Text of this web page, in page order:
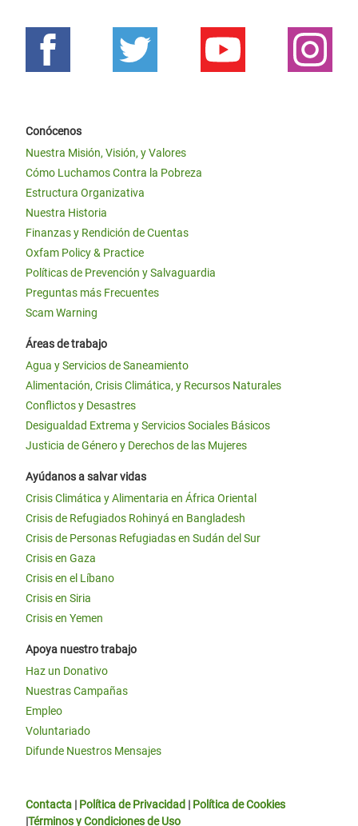
Conócenos
Nuestra Misión, Visión, y Valores
Cómo Luchamos Contra la Pobreza
Estructura Organizativa
Nuestra Historia
Finanzas y Rendición de Cuentas
Oxfam Policy & Practice
Políticas de Prevención y Salvaguardia
Preguntas más Frecuentes
Scam Warning
Áreas de trabajo
Agua y Servicios de Saneamiento
Alimentación, Crisis Climática, y Recursos Naturales
Conflictos y Desastres
Desigualdad Extrema y Servicios Sociales Básicos
Justicia de Género y Derechos de las Mujeres
Ayúdanos a salvar vidas
Crisis Climática y Alimentaria en África Oriental
Crisis de Refugiados Rohinyá en Bangladesh
Crisis de Personas Refugiadas en Sudán del Sur
Crisis en Gaza
Crisis en el Líbano
Crisis en Siria
Crisis en Yemen
Apoya nuestro trabajo
Haz un Donativo
Nuestras Campañas
Empleo
Voluntariado
Difunde Nuestros Mensajes
Contacta | Política de Privacidad | Política de Cookies
|Términos y Condiciones de Uso